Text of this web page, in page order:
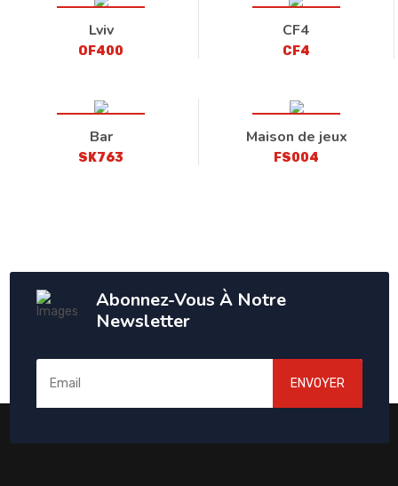
Lviv
OF400
CF4
CF4
Bar
SK763
Maison de jeux
FS004
Abonnez-Vous À Notre
Newsletter
ENVOYER